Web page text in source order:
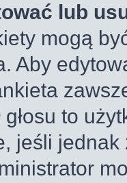
lub
mogą
Aby
głosu to
jeśli jednak